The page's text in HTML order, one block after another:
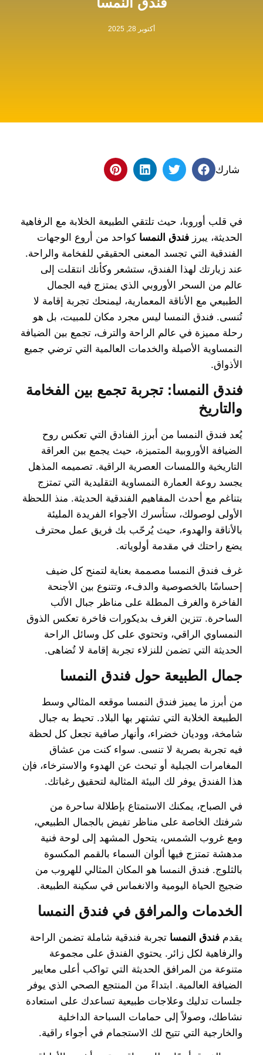
أكتوبر 28, 2025
شارك
في قلب أوروبا، حيث تلتقي الطبيعة الخلابة مع الرفاهية
الحديثة، يبرز فندق النمسا كواحد من أروع الوجهات
الفندقية التي تجسد المعنى الحقيقي للفخامة والراحة.
عند زيارتك لهذا الفندق، ستشعر وكأنك انتقلت إلى
عالم من السحر الأوروبي الذي يمتزج فيه الجمال
الطبيعي مع الأناقة المعمارية، ليمنحك تجربة إقامة لا
تُنسى. فندق النمسا ليس مجرد مكان للمبيت، بل هو
رحلة مميزة في عالم الراحة والترف، تجمع بين الضيافة
النمساوية الأصيلة والخدمات العالمية التي ترضي جميع
الأذواق.
فندق النمسا: تجربة تجمع بين الفخامة
والتاريخ
يُعد فندق النمسا من أبرز الفنادق التي تعكس روح
الضيافة الأوروبية المتميزة، حيث يجمع بين العراقة
التاريخية واللمسات العصرية الراقية. تصميمه المذهل
يجسد روعة العمارة النمساوية التقليدية التي تمتزج
بتناغم مع أحدث المفاهيم الفندقية الحديثة. منذ اللحظة
الأولى لوصولك، ستأسرك الأجواء الفريدة المليئة
بالأناقة والهدوء، حيث يُرحّب بك فريق عمل محترف
يضع راحتك في مقدمة أولوياته.
غرف فندق النمسا مصممة بعناية لتمنح كل ضيف
إحساسًا بالخصوصية والدفء، وتتنوع بين الأجنحة
الفاخرة والغرف المطلة على مناظر جبال الألب
الساحرة. تتزين الغرف بديكورات فاخرة تعكس الذوق
النمساوي الراقي، وتحتوي على كل وسائل الراحة
الحديثة التي تضمن للنزلاء تجربة إقامة لا تُضاهى.
جمال الطبيعة حول فندق النمسا
من أبرز ما يميز فندق النمسا موقعه المثالي وسط
الطبيعة الخلابة التي تشتهر بها البلاد. تحيط به جبال
شامخة، ووديان خضراء، وأنهار صافية تجعل كل لحظة
فيه تجربة بصرية لا تنسى. سواء كنت من عشاق
المغامرات الجبلية أو تبحث عن الهدوء والاسترخاء، فإن
هذا الفندق يوفر لك البيئة المثالية لتحقيق رغباتك.
في الصباح، يمكنك الاستمتاع بإطلالة ساحرة من
شرفتك الخاصة على مناظر تفيض بالجمال الطبيعي،
ومع غروب الشمس، يتحول المشهد إلى لوحة فنية
مدهشة تمتزج فيها ألوان السماء بالقمم المكسوة
بالثلوج. فندق النمسا هو المكان المثالي للهروب من
ضجيج الحياة اليومية والانغماس في سكينة الطبيعة.
الخدمات والمرافق في فندق النمسا
يقدم فندق النمسا تجربة فندقية شاملة تضمن الراحة
والرفاهية لكل زائر. يحتوي الفندق على مجموعة
متنوعة من المرافق الحديثة التي تواكب أعلى معايير
الضيافة العالمية. ابتداءً من المنتجع الصحي الذي يوفر
جلسات تدليك وعلاجات طبيعية تساعدك على استعادة
نشاطك، وصولاً إلى حمامات السباحة الداخلية
والخارجية التي تتيح لك الاستجمام في أجواء راقية.